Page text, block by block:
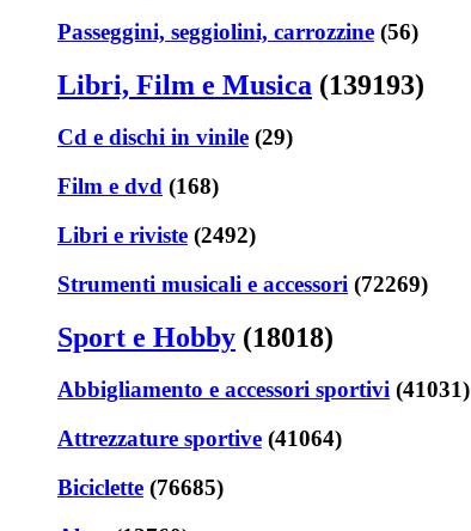
Passeggini, seggiolini, carrozzine (56)
Libri, Film e Musica (139193)
Cd e dischi in vinile (29)
Film e dvd (168)
Libri e riviste (2492)
Strumenti musicali e accessori (72269)
Sport e Hobby (18018)
Abbigliamento e accessori sportivi (41031)
Attrezzature sportive (41064)
Biciclette (76685)